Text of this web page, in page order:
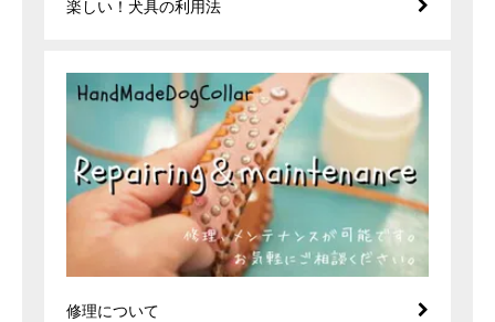
楽しい！犬具の利用法
修理について